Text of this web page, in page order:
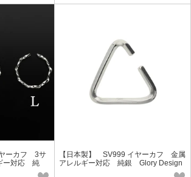
ーカフ 3サ
ー対応 純
9053/S/M/L
【日本製】 SV999 イヤーカフ 金属
アレルギー対応 純銀 Glory Design